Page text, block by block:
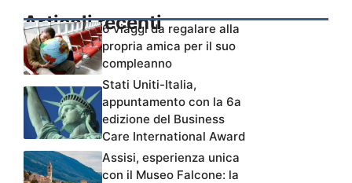
Articoli recenti6 viaggi da regalare alla
propria amica per il suo
compleanno
Stati Uniti-Italia,
appuntamento con la 6a
edizione del Business
Care International Award
Assisi, esperienza unica
con il Museo Falcone: la